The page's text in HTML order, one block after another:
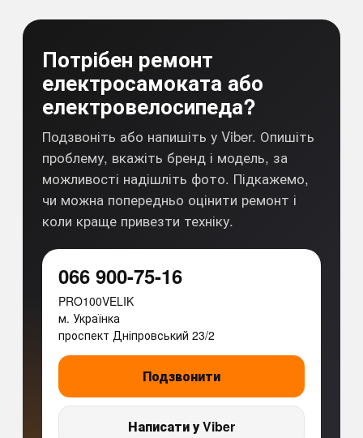
Потрібен ремонт
електросамоката або
електровелосипеда?
Подзвоніть або напишіть у Viber. Опишіть
проблему, вкажіть бренд і модель, за
можливості надішліть фото. Підкажемо,
чи можна попередньо оцінити ремонт і
коли краще привезти техніку.
066 900-75-16
PRO100VELIK
м. Українка
проспект Дніпровський 23/2
Подзвонити
Написати у Viber